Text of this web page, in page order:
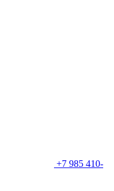
+7 985 410-